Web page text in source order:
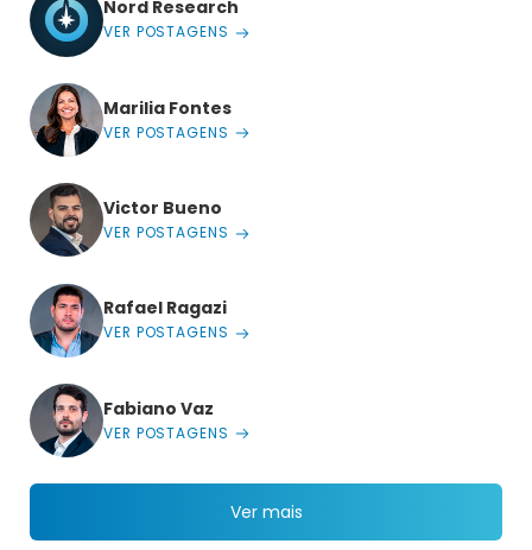
Nord Research
VER POSTAGENS
Marilia Fontes
VER POSTAGENS
Victor Bueno
VER POSTAGENS
Rafael Ragazi
VER POSTAGENS
Fabiano Vaz
VER POSTAGENS
Ver mais